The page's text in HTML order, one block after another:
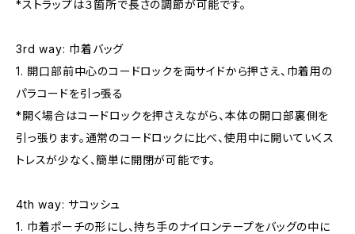
*ストラップは３箇所で長さの調節が可能です。
3rd way: 巾着バッグ
1. 開口部前中心のコードロックを両サイドから押さえ、巾着用の
パラコードを引っ張る
*開く場合はコードロックを押さえながら、本体の開口部裏側を
引っ張ります。通常のコードロックに比べ、使用中に開いていくス
トレスが少なく、簡単に開閉が可能です。
4th way: サコッシュ
1. 巾着ポーチの形にし、持ち手のナイロンテープをバッグの中に